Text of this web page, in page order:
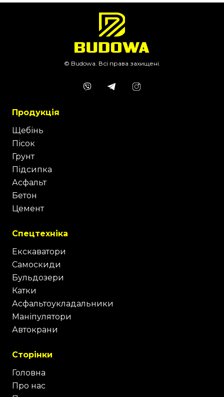
© Budowa. Всі права захищені.
Продукція
Щебінь
Пісок
Грунт
Підсипка
Асфальт
Бетон
Цемент
Спецтехніка
Екскаватори
Самоскиди
Бульдозери
Катки
Асфальтоукладальники
Маніпулятори
Автокрани
Сторінки
Головна
Про нас